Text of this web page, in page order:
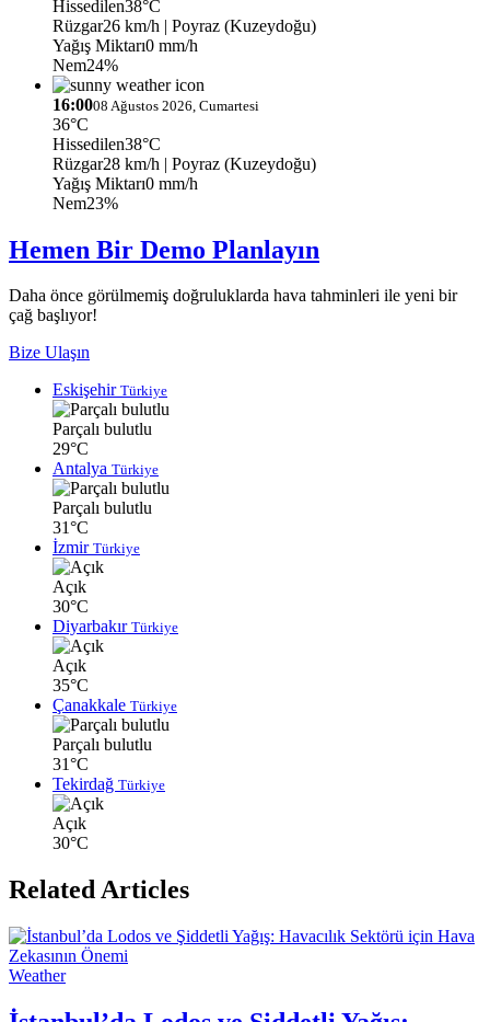
Hissedilen38°C
Rüzgar26 km/h | Poyraz (Kuzeydoğu)
Yağış Miktarı0 mm/h
Nem24%
16:0008 Ağustos 2026, Cumartesi
36°C
Hissedilen38°C
Rüzgar28 km/h | Poyraz (Kuzeydoğu)
Yağış Miktarı0 mm/h
Nem23%
Hemen Bir Demo Planlayın
Daha önce görülmemiş doğruluklarda hava tahminleri ile yeni bir
çağ başlıyor!
Bize Ulaşın
Eskişehir Türkiye
Parçalı bulutlu
29°C
Antalya Türkiye
Parçalı bulutlu
31°C
İzmir Türkiye
Açık
30°C
Diyarbakır Türkiye
Açık
35°C
Çanakkale Türkiye
Parçalı bulutlu
31°C
Tekirdağ Türkiye
Açık
30°C
Related Articles
Weather